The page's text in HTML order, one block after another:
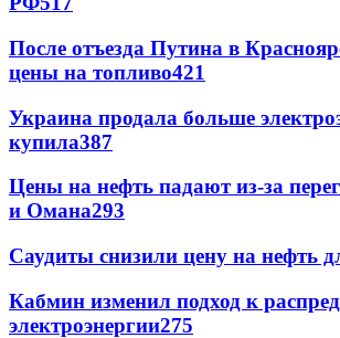
После отъезда Путина в
цены на топливо421
Украина продала больше
купила387
Цены на нефть падают из-за
и Омана293
Саудиты снизили цену на нефть
Кабмин изменил подход к
электроэнергии275